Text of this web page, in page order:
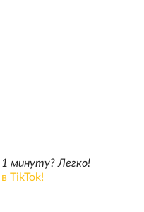
минуту? Легко!
TikTok!